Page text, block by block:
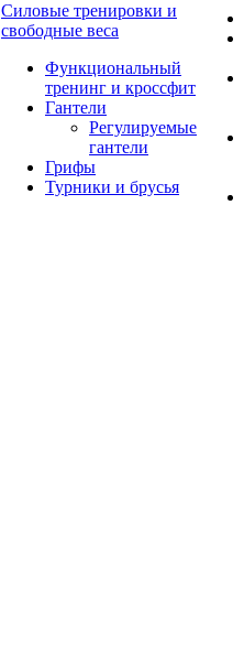
Силовые тренировки и
свободные веса
Функциональный
тренинг и кроссфит
Гантели
Регулируемые
гантели
Грифы
Турники и брусья